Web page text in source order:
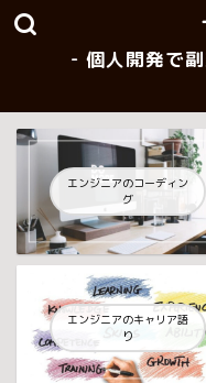
- 個人開発で
エンジニアのコーディン
グ
エンジニアのキャリア語
り